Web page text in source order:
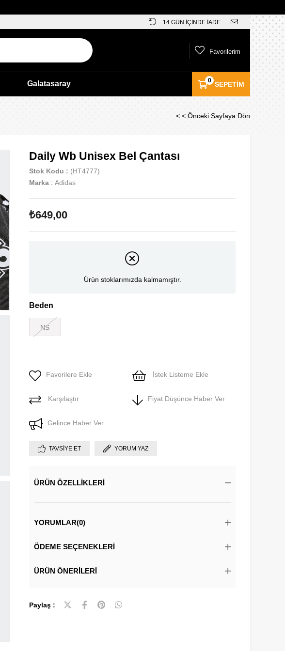
14 GÜN İÇİNDE İADE
SEPETIM
0
Favorilerim
Galatasaray
< < Önceki Sayfaya Dön
Daily Wb Unisex Bel Çantası
Stok Kodu
(HT4777)
Marka : Adidas
₺649,00
Ürün stoklarımızda kalmamıştır.
Beden
NS
Favorilere Ekle İstek Listeme Ekle
Karşılaştır Fiyat Düşünce Haber Ver
Gelince Haber Ver
TAVSIYE ET YORUM YAZ
ÜRÜN ÖZELLIKLERI
YORUMLAR(0)
ÖDEME SEÇENEKLERI
ÜRÜN ÖNERILERI
Paylaş :